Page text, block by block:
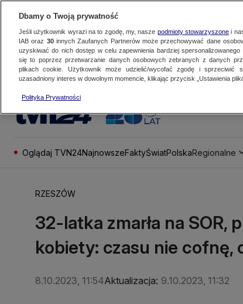
Oglądaj TVN24NajnowszeFaktyŚwiatPolskaRegionalne
RZESZÓW
32-latka zmarła na SOR,
kobiety: czasu nie cofnę,
8.10.2023, 11:54Aktualizacja: 9.10.2023, 11:32
Dbamy o Twoją prywatność
Jeśli użytkownik wyrazi na to zgodę, my, nasze podmioty stowarzyszonei
IAB oraz 30innych Zaufanych Partnerów może przechowywać dane
uzyskiwać do nich dostęp w celu zapewnienia bardziej
się to poprzez przetwarzanie danych osobowych zebranych z danych
plikach cookie. Użytkownik może udzielić/wycofać zgodę i sprzeciwić
uzasadniony interes w dowolnym momencie, klikając przycisk „Ustawienia
Polityka Prywatności